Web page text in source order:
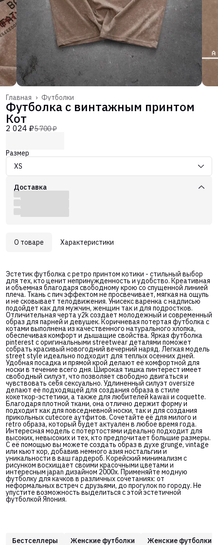
Футболки
Главная ›
Футболка с винтажным принтом
Кот
2 024 ₽5 700 ₽
Размер
XS
Доставка
О товаре Характеристики
Эстетик футболка с ретро принтом котики - стильный выбор
для тех, кто ценит непринужденность и удобство. Креативная
и объемная благодаря свободному крою со спущенной линией
плеча. Ткань с пич эффектом не просвечивает, мягкая на ощупь
и не сковывает телодвижения. Унисекс варенка с надписью
подойдет как для мужчин, женщин так и для подростков.
Отличительная черта y2k создает молодежный и современный
образ для парней и девушек. Коричневая потертая футболка с
котами выполнена из качественного натурального хлопка,
обеспечивая комфорт и дышащие свойства. Яркая футболка
pinterest с оригинальными streetwear деталями поможет
собрать красивый новогодний вечерний наряд. Легкая модель
street style идеально подходит для теплых осенних дней.
Удобная посадка и прямой крой делают её комфортной для
носки в течение всего дня. Широкая тишка пинтерест имеет
свободный силуэт, что позволяет свободно двигаться и
чувствовать себя сексуально. Удлиненный силуэт oversize
делают её подходящей для создания образа в стиле
кокеткор-эстетики, а также для любителей kawaii и coquette.
Благодаря плотной ткани, она отлично держит форму и
подходит как для повседневной носки, так и для создания
прикольных cutecore аутфитов. Сочетайте её для милого и
retro образа, который будет актуален в любое время года.
Интересная модель с потертостями идеально подходит для
высоких, невысоких и тех, кто предпочитает большие размеры.
С её помощью вы можете создать образ в духе grunge, vintage
или кьют кор, добавив немного азия ностальгии и
уникальности в ваш гардероб. Корейский минимализм с
рисунком восхищает своими красочными цветами и
интересным japan дизайном 2000х. Применяйте модную
футболку для качков в различных сочетаниях: от
неформальных встреч с друзьями, до прогулок по городу. Не
упустите возможность выделиться с этой эстетичной
футболкой Япония.
Бестселлеры Женские футболки Женские футболки